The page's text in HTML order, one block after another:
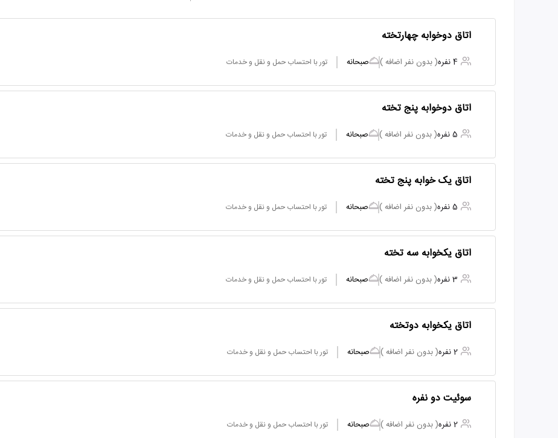
اتاق دوخوابه چهارتخته
4 نفره ( بدون نفر اضافه ) صبحانه تور با احتساب حمل و نقل و خدمات
اتاق دوخوابه پنج تخته
5 نفره ( بدون نفر اضافه ) صبحانه تور با احتساب حمل و نقل و خدمات
اتاق یک خوابه پنج تخته
5 نفره ( بدون نفر اضافه ) صبحانه تور با احتساب حمل و نقل و خدمات
اتاق یکخوابه سه تخته
3 نفره ( بدون نفر اضافه ) صبحانه تور با احتساب حمل و نقل و خدمات
اتاق یکخوابه دوتخته
2 نفره ( بدون نفر اضافه ) صبحانه تور با احتساب حمل و نقل و خدمات
سوئیت دو نفره
2 نفره ( بدون نفر اضافه ) صبحانه تور با احتساب حمل و نقل و خدمات